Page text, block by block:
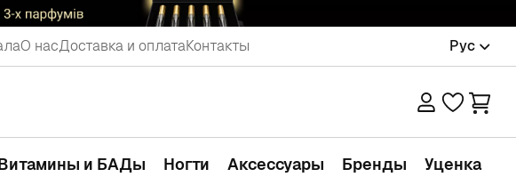
О насДоставка и оплатаКонтакты Рус
и БАДы Ногти Аксессуары Бренды Уценка